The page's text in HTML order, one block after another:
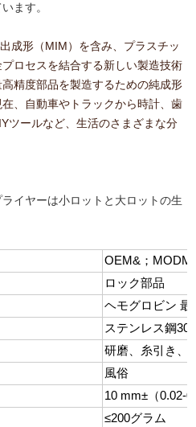
ます。
成形（MIM）を含み、プラスチッ
ロセスを結合する新しい製造技術
精度部品を製造するための純成形
、自動車やトラックから時計、歯
ツールなど、生活のさまざまな分
イヤーは小ロットと大ロットの生
OEM&；MODM
ロック部品
ヘモグロビン 最
ステンレス鋼
研磨、糸引き、
風俗
10 mm±（0.02-
≤200グラム